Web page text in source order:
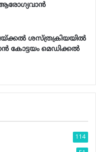
ശസ്ത്രക്രിയയില്‍
കോട്ടയം മെഡിക്കല്‍
114